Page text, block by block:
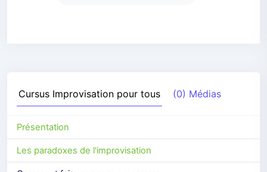
Cursus Improvisation pour tous (0) Médias
Présentation
Les paradoxes de l'improvisation